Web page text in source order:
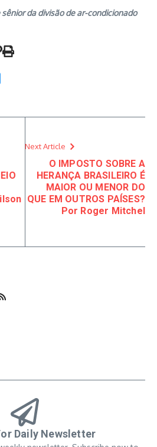
da divisão de ar-condicionado
Next Article
O IMPOSTO SOBRE A
HERANÇA BRASILEIRO É
MAIOR OU MENOR DO
QUE EM OUTROS PAÍSES?
Por Roger Mitchel
Daily Newsletter